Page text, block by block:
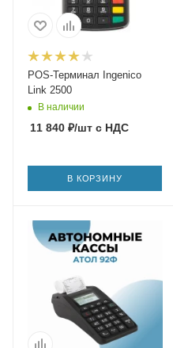
POS-Терминал Ingenico
Link 2500
В наличии
11 840 ₽/шт с НДС
В КОРЗИНУ